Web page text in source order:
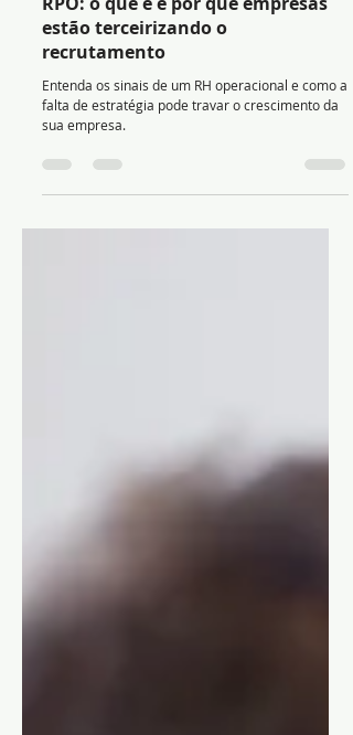
14 de mai. 3 min de leitura
RPO: o que é e por que empresas
estão terceirizando o
recrutamento
falta de estratégia pode travar o crescimento da